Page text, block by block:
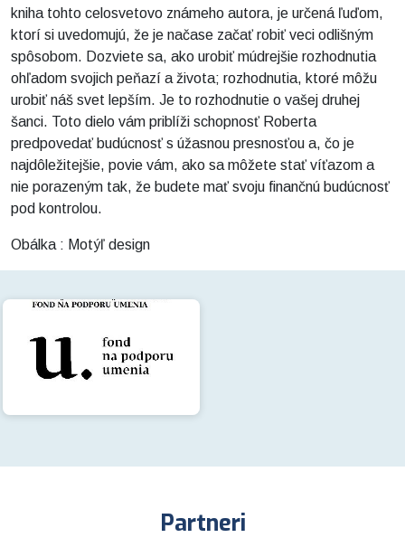
kniha tohto celosvetovo známeho autora, je určená ľuďom,
ktorí si uvedomujú, že je načase začať robiť veci odlišným
spôsobom. Dozviete sa, ako urobiť múdrejšie rozhodnutia
ohľadom svojich peňazí a života; rozhodnutia, ktoré môžu
urobiť náš svet lepším. Je to rozhodnutie o vašej druhej
šanci. Toto dielo vám priblíži schopnosť Roberta
predpovedať budúcnosť s úžasnou presnosťou a, čo je
najdôležitejšie, povie vám, ako sa môžete stať víťazom a
nie porazeným tak, že budete mať svoju finančnú budúcnosť
pod kontrolou.
Obálka : Motýľ design
Partneri